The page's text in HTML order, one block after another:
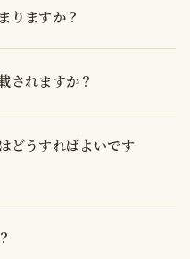
りますか？
されますか？
どうすればよいです